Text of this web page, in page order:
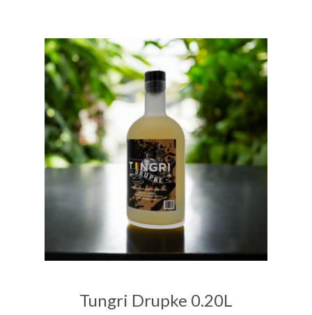
Tungri Drupke 0.20L